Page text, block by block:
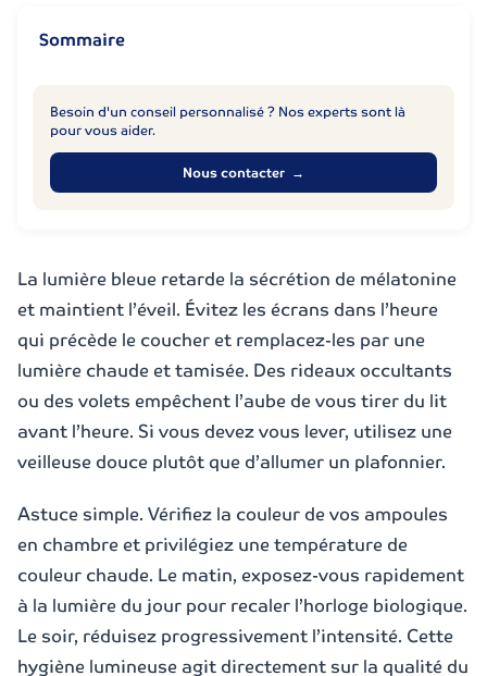
La lumière bleue retarde la sécrétion de mélatonine
et maintient l’éveil. Évitez les écrans dans l’heure
qui précède le coucher et remplacez-les par une
lumière chaude et tamisée. Des rideaux occultants
ou des volets empêchent l’aube de vous tirer du lit
avant l’heure. Si vous devez vous lever, utilisez une
veilleuse douce plutôt que d’allumer un plafonnier.
Astuce simple. Vérifiez la couleur de vos ampoules
en chambre et privilégiez une température de
couleur chaude. Le matin, exposez-vous rapidement
à la lumière du jour pour recaler l’horloge biologique.
Le soir, réduisez progressivement l’intensité. Cette
hygiène lumineuse agit directement sur la qualité du
Sommaire
Besoin d'un conseil personnalisé ? Nos experts sont là
pour vous aider.
Nous contacter →